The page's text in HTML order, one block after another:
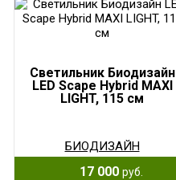
Светильник Биодизайн
LED Scape Hybrid MAXI
LIGHT, 115 см
БИОДИЗАЙН
17 000 руб.